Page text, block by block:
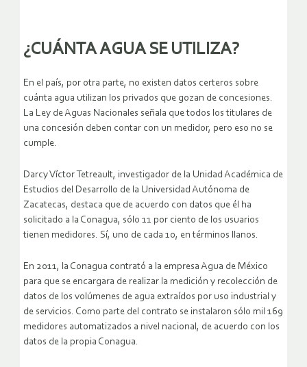
¿CUÁNTA AGUA SE UTILIZA?
En el país, por otra parte, no existen datos certeros sobre
cuánta agua utilizan los privados que gozan de concesiones.
La Ley de Aguas Nacionales señala que todos los titulares de
una concesión deben contar con un medidor, pero eso no se
cumple.
Darcy Víctor Tetreault, investigador de la Unidad Académica de
Estudios del Desarrollo de la Universidad Autónoma de
Zacatecas, destaca que de acuerdo con datos que él ha
solicitado a la Conagua, sólo 11 por ciento de los usuarios
tienen medidores. Sí, uno de cada 10, en términos llanos.
En 2011, la Conagua contrató a la empresa Agua de México
para que se encargara de realizar la medición y recolección de
datos de los volúmenes de agua extraídos por uso industrial y
de servicios. Como parte del contrato se instalaron sólo mil 169
medidores automatizados a nivel nacional, de acuerdo con los
datos de la propia Conagua.